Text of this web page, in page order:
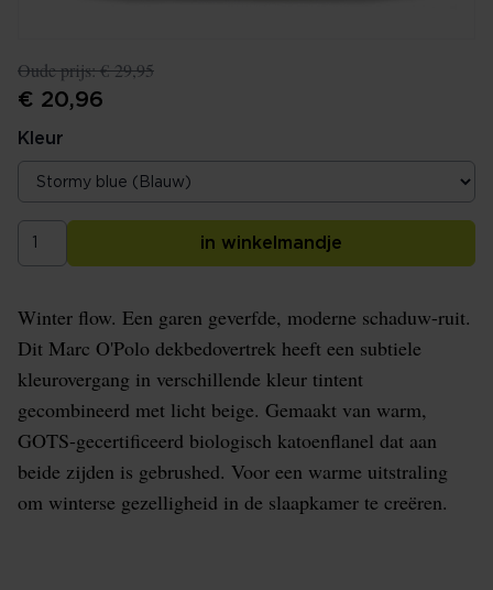
Oude prijs:€ 29,95
€ 20,96
Kleur
in winkelmandje
Winter flow. Een garen geverfde, moderne schaduw-ruit.
Dit Marc O'Polo dekbedovertrek heeft een subtiele
kleurovergang in verschillende kleur tintent
gecombineerd met licht beige. Gemaakt van warm,
GOTS-gecertificeerd biologisch katoenflanel dat aan
beide zijden is gebrushed. Voor een warme uitstraling
om winterse gezelligheid in de slaapkamer te creëren.